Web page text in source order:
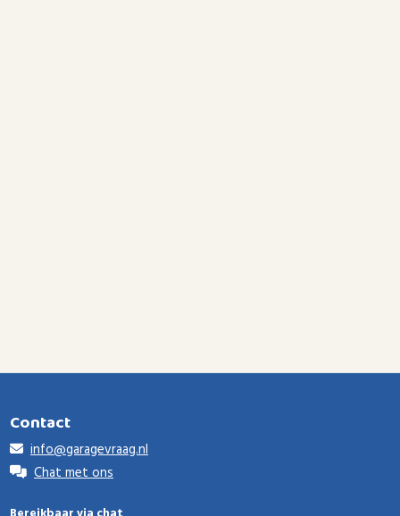
Contact
info@garagevraag.nl
Chat met ons